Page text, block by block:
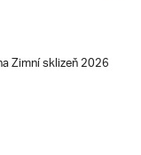
Zimní sklizeň 2026